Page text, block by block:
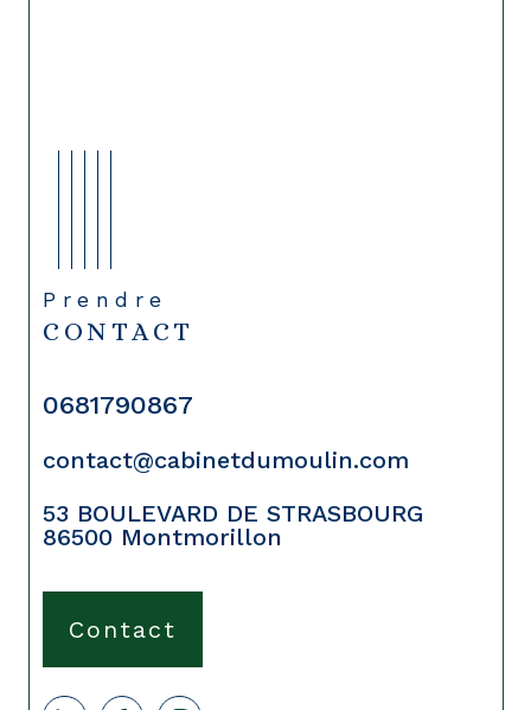
Prendre
CONTACT
0681790867
contact@cabinetdumoulin.com
53 BOULEVARD DE STRASBOURG
86500
Montmorillon
Contact